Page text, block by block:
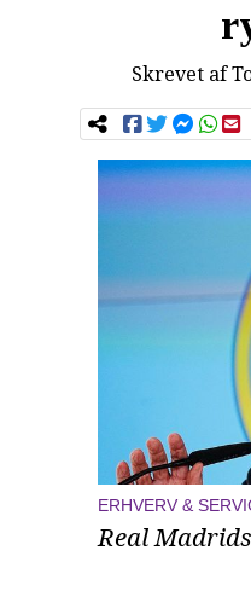
Skrevet af
ERHVERV &
Real